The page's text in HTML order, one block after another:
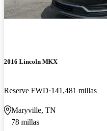
2016 Lincoln MKX
Reserve FWD 141,481 millas
Maryville, TN
78 millas